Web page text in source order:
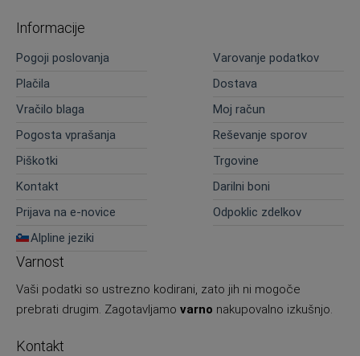
Informacije
Pogoji poslovanja
Varovanje podatkov
Plačila
Dostava
Vračilo blaga
Moj račun
Pogosta vprašanja
Reševanje sporov
Piškotki
Trgovine
Kontakt
Darilni boni
Prijava na e-novice
Odpoklic zdelkov
Alpline jeziki
Varnost
Vaši podatki so ustrezno kodirani, zato jih ni mogoče
prebrati drugim. Zagotavljamo varno nakupovalno izkušnjo.
Kontakt